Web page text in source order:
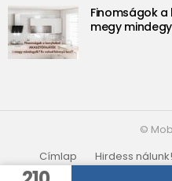
Finomságok a
megy
©
Címlap
Hirdess